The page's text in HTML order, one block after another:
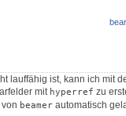
lauffähig ist, kann ich mit
mit hyperref zu
beamer automatisch